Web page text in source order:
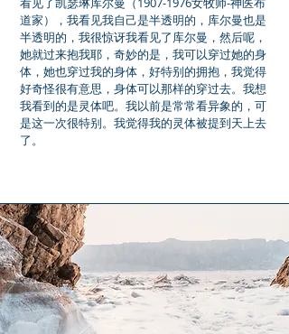
道家），我看见我自己是半透明的，库尔曼也是
半透明的，我很惊讶我看见了库尔曼，然后呢，
她就过来抱我耶，奇妙的是，我可以穿过她的身
体，她也穿过我的身体，好特别的拥抱，我觉得
好奇怪很有意思，身体可以那样的穿过去。我想
我看到的是灵体吧。我以前是常常看异象的，可
是这一次很特别。我觉得我的灵体被提到天上去
了。